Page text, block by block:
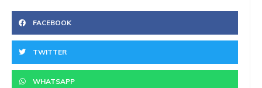
FACEBOOK
TWITTER
WHATSAPP